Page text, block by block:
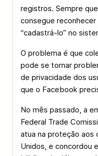
registros. Sempre
consegue
“cadastrá-lo” no
O problema é que
pode se tornar
de privacidade dos
que o Facebook
No mês passado, a
Federal Trade
atua na proteção aos
Unidos, e concordou